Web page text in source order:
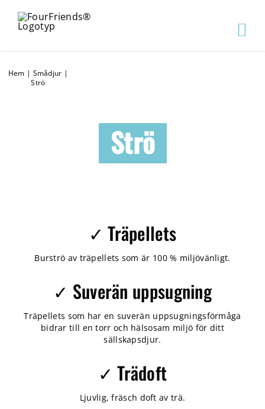
Hem | Smådjur |
Strö
Strö
✓ Träpellets
Burströ av träpellets som är 100 % miljövänligt.
✓ Suverän uppsugning
Träpellets som har en suverän uppsugningsförmåga
bidrar till en torr och hälsosam miljö för ditt
sällskapsdjur.
✓ Trädoft
Ljuvlig, fräsch doft av trä.